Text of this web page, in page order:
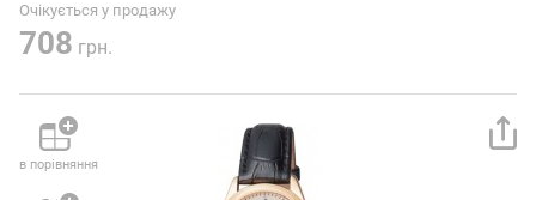
Очікується у продажу
708 грн.
в порівняння